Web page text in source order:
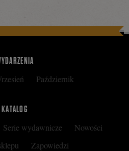
Październik
KATALOG
Serie wydawnicze
Nowości
Zapowiedzi